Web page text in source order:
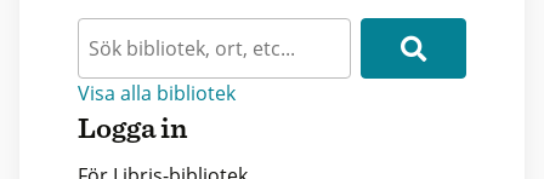
Visa alla bibliotek
Logga in